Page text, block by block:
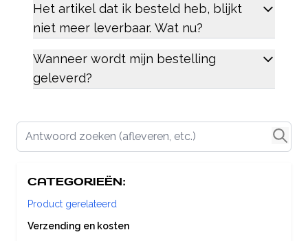
Het artikel dat ik besteld heb, blijkt
niet meer leverbaar. Wat nu?
Wanneer wordt mijn bestelling
geleverd?
Antwoord zoeken (afleveren, etc.)
CATEGORIEËN:
Product gerelateerd
Verzending en kosten